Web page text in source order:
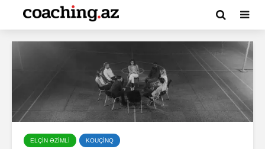
ELÇİN ƏZİMLİ KOUÇİNQ